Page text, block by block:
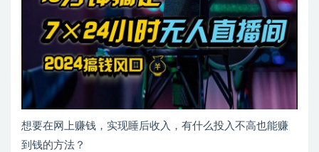
想要在网上赚钱，实现睡后收入，有什么投入不高也能赚
到钱的方法？